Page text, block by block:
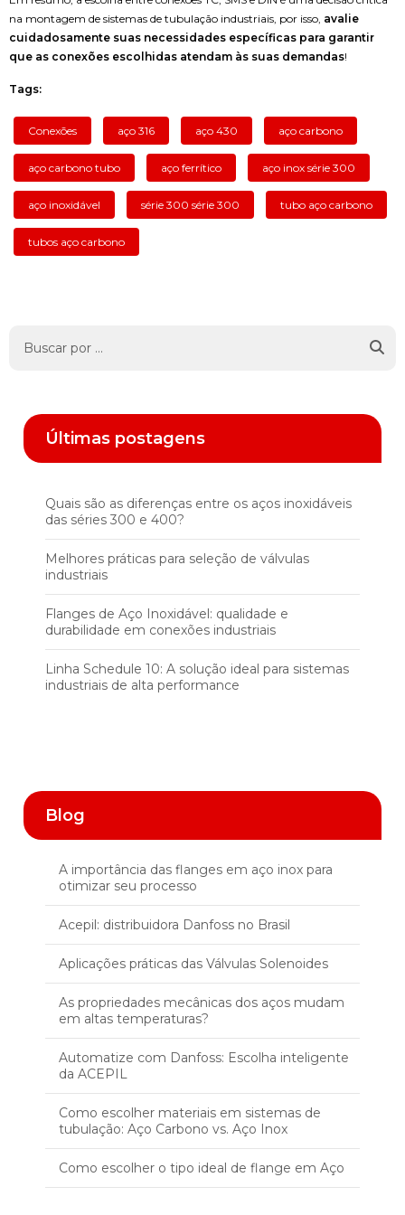
na montagem de sistemas de tubulação industriais, por isso, avalie
cuidadosamente suas necessidades específicas para garantir
que as conexões escolhidas atendam às suas demandas!
Tags:
Conexões aço 316 aço 430 aço carbono
aço carbono tubo aço ferrítico aço inox série 300
aço inoxidável série 300 série 300 tubo aço carbono
tubos aço carbono
Últimas postagens
Quais são as diferenças entre os aços inoxidáveis
das séries 300 e 400?
Melhores práticas para seleção de válvulas
industriais
Flanges de Aço Inoxidável: qualidade e
durabilidade em conexões industriais
Linha Schedule 10: A solução ideal para sistemas
industriais de alta performance
Blog
A importância das flanges em aço inox para
otimizar seu processo
Acepil: distribuidora Danfoss no Brasil
Aplicações práticas das Válvulas Solenoides
As propriedades mecânicas dos aços mudam
em altas temperaturas?
Automatize com Danfoss: Escolha inteligente
da ACEPIL
Como escolher materiais em sistemas de
tubulação: Aço Carbono vs. Aço Inox
Como escolher o tipo ideal de flange em Aço